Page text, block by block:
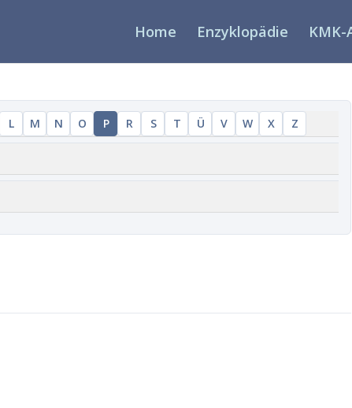
Home Enzyklopädie
Band 1
Band 4
L M N O P R S T Ü V W X Z